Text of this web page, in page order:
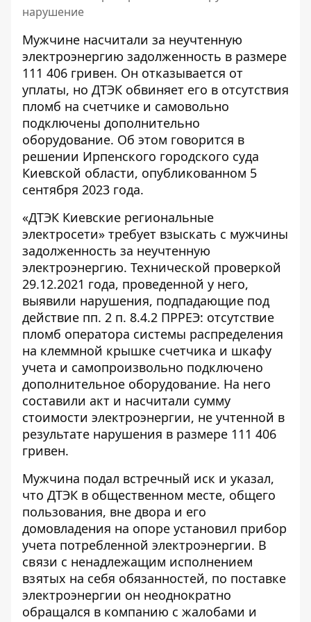
нарушение
Мужчине насчитали за неучтенную
электроэнергию задолженность в размере
111 406 гривен. Он отказывается от
уплаты, но ДТЭК обвиняет его в отсутствия
пломб на счетчике и самовольно
подключены дополнительно
оборудование. Об этом говорится в
решении Ирпенского городского суда
Киевской области, опубликованном 5
сентября 2023 года.
«ДТЭК Киевские региональные
электросети» требует взыскать с мужчины
задолженность за неучтенную
электроэнергию. Технической проверкой
29.12.2021 года, проведенной у него,
выявили нарушения, подпадающие под
действие пп. 2 п. 8.4.2 ПРРЕЭ: отсутствие
пломб оператора системы распределения
на клеммной крышке счетчика и шкафу
учета и самопроизвольно подключено
дополнительное оборудование. На него
составили акт и насчитали сумму
стоимости электроэнергии, не учтенной в
результате нарушения в размере 111 406
гривен.
Мужчина подал встречный иск и указал,
что ДТЭК в общественном месте, общего
пользования, вне двора и его
домовладения на опоре установил прибор
учета потребленной электроэнергии. В
связи с ненадлежащим исполнением
взятых на себя обязанностей, по поставке
электроэнергии он неоднократно
обращался в компанию с жалобами и